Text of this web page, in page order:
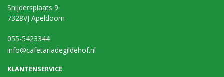
Snijdersplaats 9
7328VJ Apeldoorn
055-5423344
info@cafetariadegildehof.nl
KLANTENSERVICE